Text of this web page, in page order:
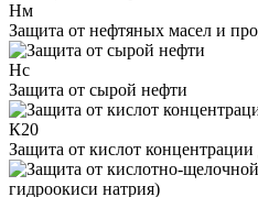
Нм
Защита от нефтяных масел и
Нс
Защита от сырой нефти
К20
Защита от кислот